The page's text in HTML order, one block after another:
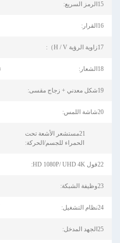
15الرمز السريع:
16القرار:
17زاوية الرؤية H / V）:
18الشعار:
19شكل معدني + زجاج مقسى:
20شاشة اللمس:
21مستشعر الأشعة تحت
الحمراء للجسم/الحركة:
22فول HD 1080P/ UHD 4K:
23وظيفة الشبكة:
24نظام التشغيل:
25الجهد المدخل: